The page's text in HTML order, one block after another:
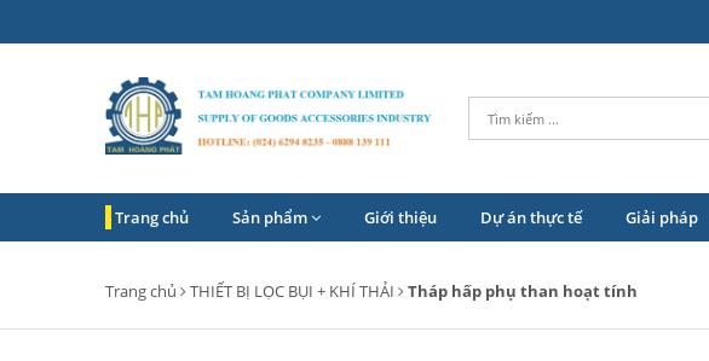
Trang chủ Sản phẩm Giới thiệu Dự án thực tế Giải pháp
Trang chủ THIẾT BỊ LỌC BỤI + KHÍ THẢI Tháp hấp phụ than hoạt tính